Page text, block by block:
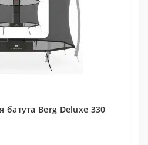
батута Berg Deluxe 330